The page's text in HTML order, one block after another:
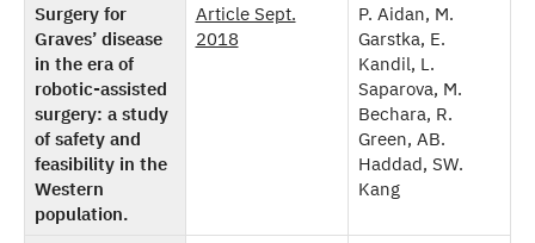
Surgery for
Graves’ disease
in the era of
robotic-assisted
surgery: a study
of safety and
feasibility in the
Western
population.
Article Sept.
2018
P. Aidan, M.
Garstka, E.
Kandil, L.
Saparova, M.
Bechara, R.
Green, AB.
Haddad, SW.
Kang